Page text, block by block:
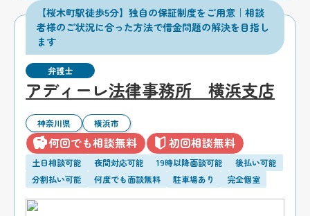
【桜木町駅徒歩5分】独自の保証制度をご用意｜相談
者様のご状況に合った方法で借金問題の解決を目指し
ます
弁護士
アディーレ法律事務所 横浜支店
神奈川県 横浜市
何回でも相談無料 初回相談無料
土日相談可能 夜間対応可能 19時以降面談可能
後払い可能
分割払い可能
何度でも面談無料 駐車場あり 完全個室